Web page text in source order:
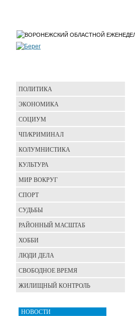
ПОЛИТИКА
ЭКОНОМИКА
СОЦИУМ
ЧП/КРИМИНАЛ
КОЛУМНИСТИКА
КУЛЬТУРА
МИР ВОКРУГ
СПОРТ
СУДЬБЫ
РАЙОННЫЙ МАСШТАБ
ХОББИ
ЛЮДИ ДЕЛА
СВОБОДНОЕ ВРЕМЯ
ЖИЛИЩНЫЙ КОНТРОЛЬ
НОВОСТИ